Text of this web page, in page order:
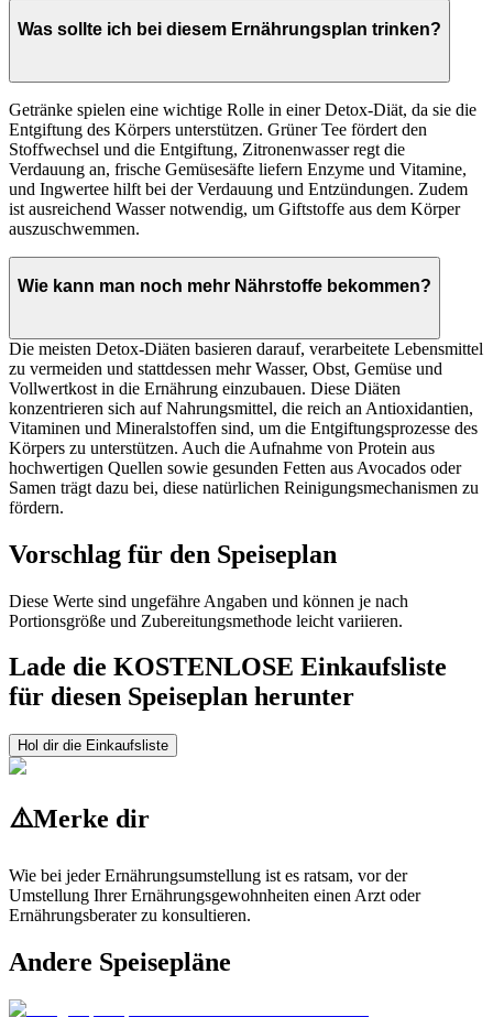
Was sollte ich bei diesem Ernährungsplan trinken?
Getränke spielen eine wichtige Rolle in einer Detox-Diät, da sie die
Entgiftung des Körpers unterstützen. Grüner Tee fördert den
Stoffwechsel und die Entgiftung, Zitronenwasser regt die
Verdauung an, frische Gemüsesäfte liefern Enzyme und Vitamine,
und Ingwertee hilft bei der Verdauung und Entzündungen. Zudem
ist ausreichend Wasser notwendig, um Giftstoffe aus dem Körper
auszuschwemmen.
Wie kann man noch mehr Nährstoffe bekommen?
Die meisten Detox-Diäten basieren darauf, verarbeitete Lebensmittel
zu vermeiden und stattdessen mehr Wasser, Obst, Gemüse und
Vollwertkost in die Ernährung einzubauen. Diese Diäten
konzentrieren sich auf Nahrungsmittel, die reich an Antioxidantien,
Vitaminen und Mineralstoffen sind, um die Entgiftungsprozesse des
Körpers zu unterstützen. Auch die Aufnahme von Protein aus
hochwertigen Quellen sowie gesunden Fetten aus Avocados oder
Samen trägt dazu bei, diese natürlichen Reinigungsmechanismen zu
fördern.
Vorschlag für den Speiseplan
Diese Werte sind ungefähre Angaben und können je nach
Portionsgröße und Zubereitungsmethode leicht variieren.
Lade die KOSTENLOSE Einkaufsliste
für diesen Speiseplan herunter
Hol dir die Einkaufsliste
⚠️Merke dir
Wie bei jeder Ernährungsumstellung ist es ratsam, vor der
Umstellung Ihrer Ernährungsgewohnheiten einen Arzt oder
Ernährungsberater zu konsultieren.
Andere Speisepläne